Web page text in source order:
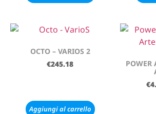
OCTO – VARIOS 2
€245.18
Aggiungi al carrello
POWER
€